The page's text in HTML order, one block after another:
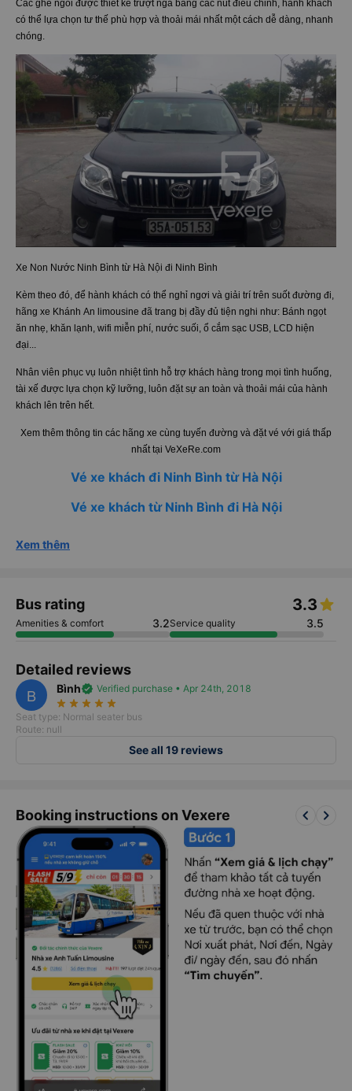
Các ghế ngồi được thiết kế trượt ngã bằng các nút điều chỉnh, hành khách
có thể lựa chọn tư thế phù hợp và thoải mái nhất một cách dễ dàng, nhanh
chóng.
Xe Non Nước Ninh Bình từ Hà Nội đi Ninh Bình
Kèm theo đó, để hành khách có thể nghỉ ngơi và giải trí trên suốt đường đi,
hãng xe Khánh An limousine đã trang bị đầy đủ tiện nghi như: Bánh ngọt
ăn nhẹ, khăn lạnh, wifi miễn phí, nước suối, ổ cắm sạc USB, LCD hiện
đại...
Nhân viên phục vụ luôn nhiệt tình hỗ trợ khách hàng trong mọi tình huống,
tài xế được lựa chọn kỹ lưỡng, luôn đặt sự an toàn và thoải mái của hành
khách lên trên hết.
Xem thêm thông tin các hãng xe cùng tuyến đường và đặt vé với giá thấp
nhất tại VeXeRe.com
Vé xe khách đi Ninh Bình từ Hà Nội
Vé xe khách từ Ninh Bình đi Hà Nội
Xem thêm
Bus rating 3.3
Amenities & comfort 3.2Service quality 3.5
Detailed reviews
B Bìnhverified Verified purchase • Apr 24th, 2018
star_rate star_rate star_rate star_rate star_rate
Seat type: Normal seater bus
Route: null
See all 19 reviews
Booking instructions on Vexere keyboard_arrow_left keyboard_arrow_right